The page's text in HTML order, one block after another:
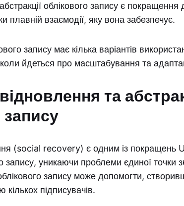
облікового запису є покращення
плавній взаємодії, яку вона забезпечує.
запису має кілька варіантів
йдеться про масштабування та
та
запису
(social recovery) є одним із покращень
запису, уникаючи проблеми єдиної точки
запису може допомогти,
підписувачів.